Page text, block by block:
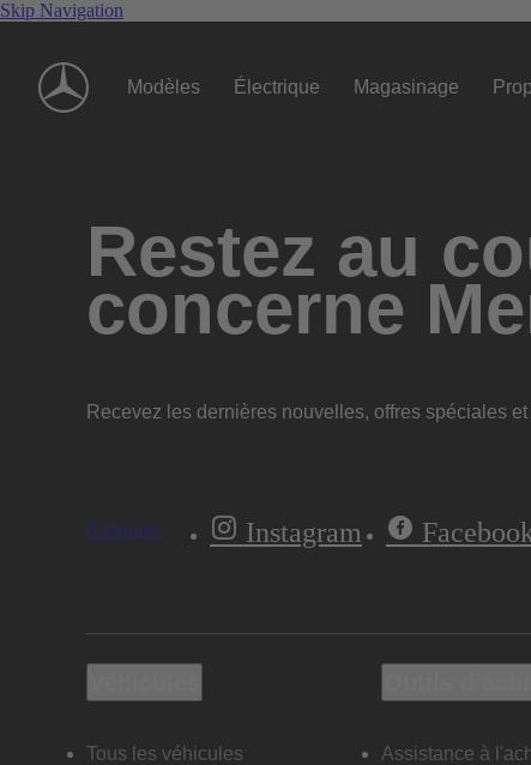
Skip Navigation
Modèles Électrique Magasinage
Restez au
concerne
Recevez les dernières nouvelles, offres spéciales
S'abonner Instagram
Tous les véhicules
Assistance à